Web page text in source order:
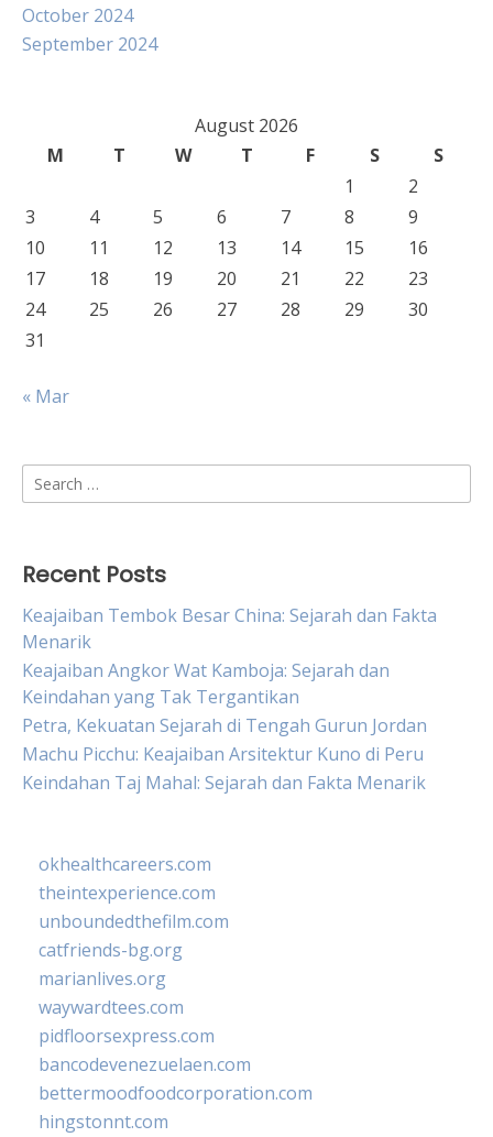
October 2024
September 2024
August 2026
M
T W T F S
S
1
2
3
4 5 6 7 8
9
10
11 12 13 14 15
16
17
18 19 20 21 22
23
24
25 26 27 28 29
30
31
« Mar
Search
for:
Recent Posts
Keajaiban Tembok Besar China: Sejarah dan Fakta
Menarik
Keajaiban Angkor Wat Kamboja: Sejarah dan
Keindahan yang Tak Tergantikan
Petra, Kekuatan Sejarah di Tengah Gurun Jordan
Machu Picchu: Keajaiban Arsitektur Kuno di Peru
Keindahan Taj Mahal: Sejarah dan Fakta Menarik
okhealthcareers.com
theintexperience.com
unboundedthefilm.com
catfriends-bg.org
marianlives.org
waywardtees.com
pidfloorsexpress.com
bancodevenezuelaen.com
bettermoodfoodcorporation.com
hingstonnt.com